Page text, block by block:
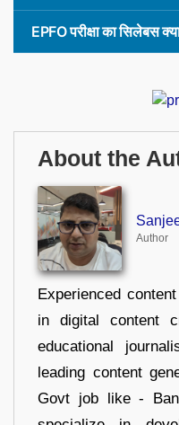
EPFO परीक्षा का सिलेबस
About the
Author
Experienced
in digital content
educational
leading content
Govt job like -